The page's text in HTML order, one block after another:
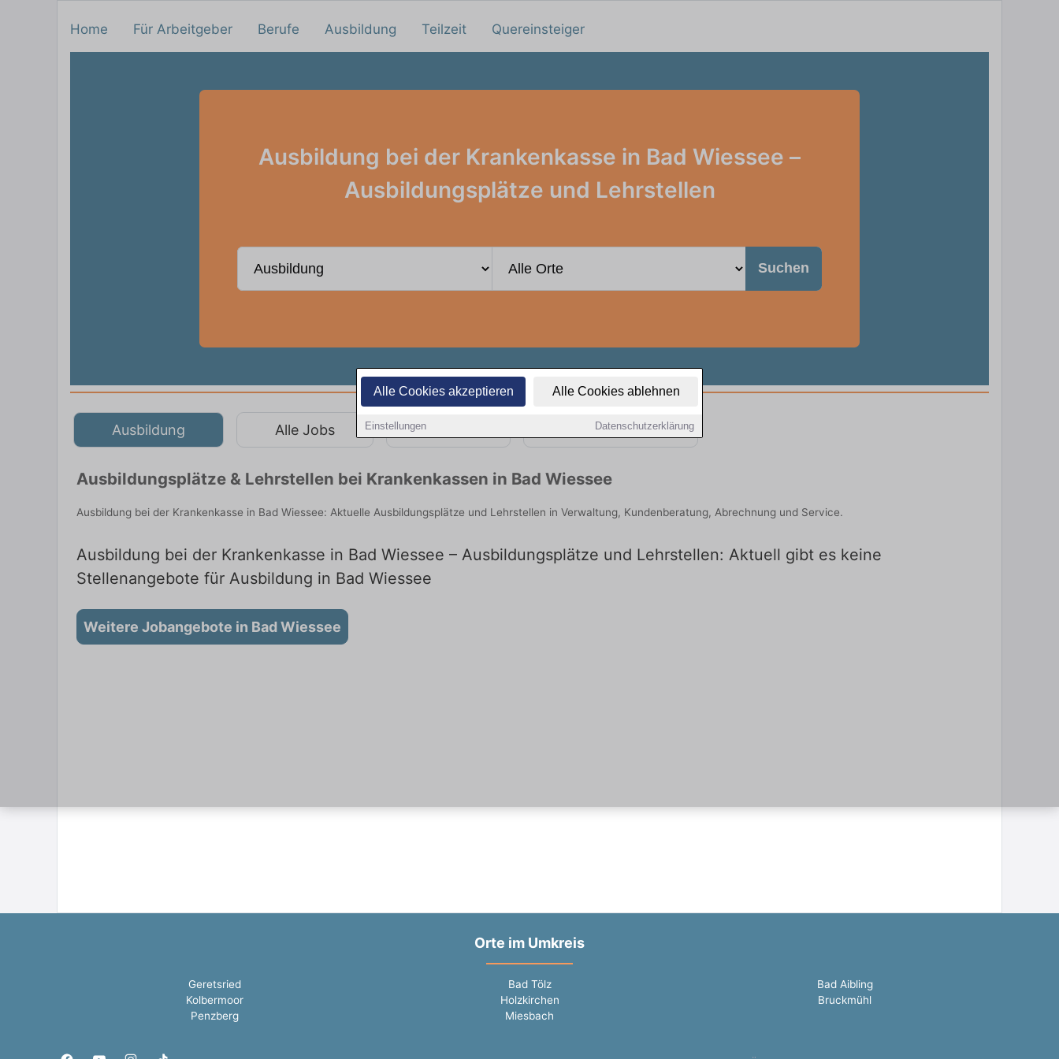
Alle Cookies akzeptieren Alle Cookies ablehnen
Einstellungen Datenschutzerklärung
Home Für Arbeitgeber Berufe Ausbildung Teilzeit Quereinsteiger
Ausbildung bei der Krankenkasse in Bad Wiessee –
Ausbildungsplätze und Lehrstellen
Suchen
Ausbildung Alle Jobs Teilzeit Quereinsteiger
Ausbildungsplätze & Lehrstellen bei Krankenkassen in Bad Wiessee
Ausbildung bei der Krankenkasse in Bad Wiessee: Aktuelle Ausbildungsplätze und Lehrstellen in Verwaltung, Kundenberatung, Abrechnung und Service.
Ausbildung bei der Krankenkasse in Bad Wiessee – Ausbildungsplätze und Lehrstellen: Aktuell gibt es keine
Stellenangebote für Ausbildung in Bad Wiessee
Weitere Jobangebote in Bad Wiessee
Orte im Umkreis
Geretsried Bad Tölz
Bad Aibling
Kolbermoor
Holzkirchen
Bruckmühl
Penzberg
Miesbach